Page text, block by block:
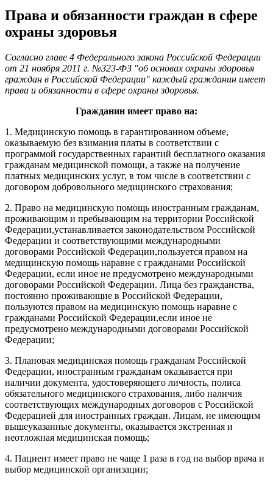
Права и обязанности граждан в сфере
охраны здоровья
Согласно главе 4 Федерального закона Российской Федерации
от 21 ноября 2011 г. №323-ФЗ "об основах охраны здоровья
граждан в Российской Федерации" каждый гражданин имеет
права и обязанности в сфере охраны здоровья.
Гражданин имеет право на:
1. Медицинскую помощь в гарантированном объеме,
оказываемую без взимания платы в соответствии с
программой государственных гарантий бесплатного оказания
гражданам медицинской помощи, а также на получение
платных медицинских услуг, в том числе в соответствии с
договором добровольного медицинского страхования;
2. Право на медицинскую помощь иностранным гражданам,
проживающим и пребывающим на территории Российской
Федерации,устанавливается законодательством Российской
Федерации и соответствующими международными
договорами Российской Федерации,пользуется правом на
медицинскую помощь наравне с гражданами Российской
Федерации, если иное не предусмотрено международными
договорами Российской Федерации. Лица без гражданства,
постоянно проживающие в Российской Федерации,
пользуются правом на медицинскую помощь наравне с
гражданами Российской Федерации,если иное не
предусмотрено международными договорами Российской
Федерации;
3. Плановая медицинская помощь гражданам Российской
Федерации, иностранным гражданам оказывается при
наличии документа, удостоверяющего личность, полиса
обязательного медицинского страхования, либо наличия
соответствующих международных договоров с Российской
Федерацией для иностранных граждан. Лицам, не имеющим
вышеуказанные документы, оказывается экстренная и
неотложная медицинская помощь;
4. Пациент имеет право не чаще 1 раза в год на выбор врача и
выбор медицинской организации;